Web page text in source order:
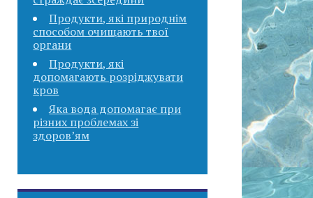
Продукти, які природнім
способом очищають твої
органи
Продукти, які
допомагають розріджувати
кров
Яка вода допомагає при
різних проблемах зі
здоров’ям